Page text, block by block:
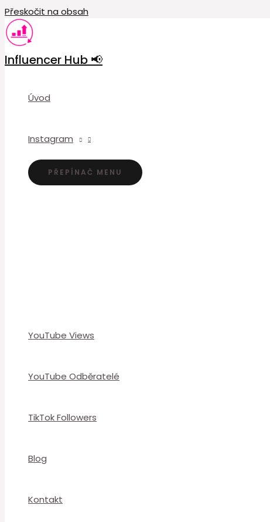
Přeskočit na obsah
Influencer Hub 📢
Úvod
Instagram
PŘEPÍNAČ MENU
YouTube Views
YouTube Odběratelé
TikTok Followers
Blog
Kontakt